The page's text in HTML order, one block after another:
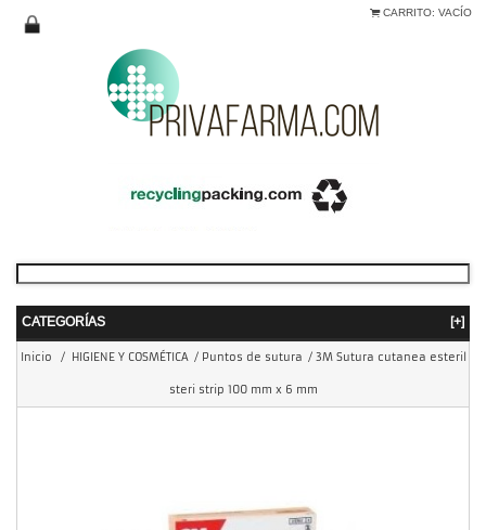
CARRITO: VACÍO
CATEGORÍAS [+]
Inicio / HIGIENE Y COSMÉTICA / Puntos de sutura / 3M Sutura cutanea esteril
steri strip 100 mm x 6 mm